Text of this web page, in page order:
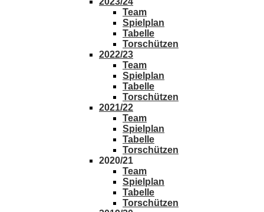
Team
Spielplan
Tabelle
Torschützen
2022/23
Team
Spielplan
Tabelle
Torschützen
2021/22
Team
Spielplan
Tabelle
Torschützen
2020/21
Team
Spielplan
Tabelle
Torschützen